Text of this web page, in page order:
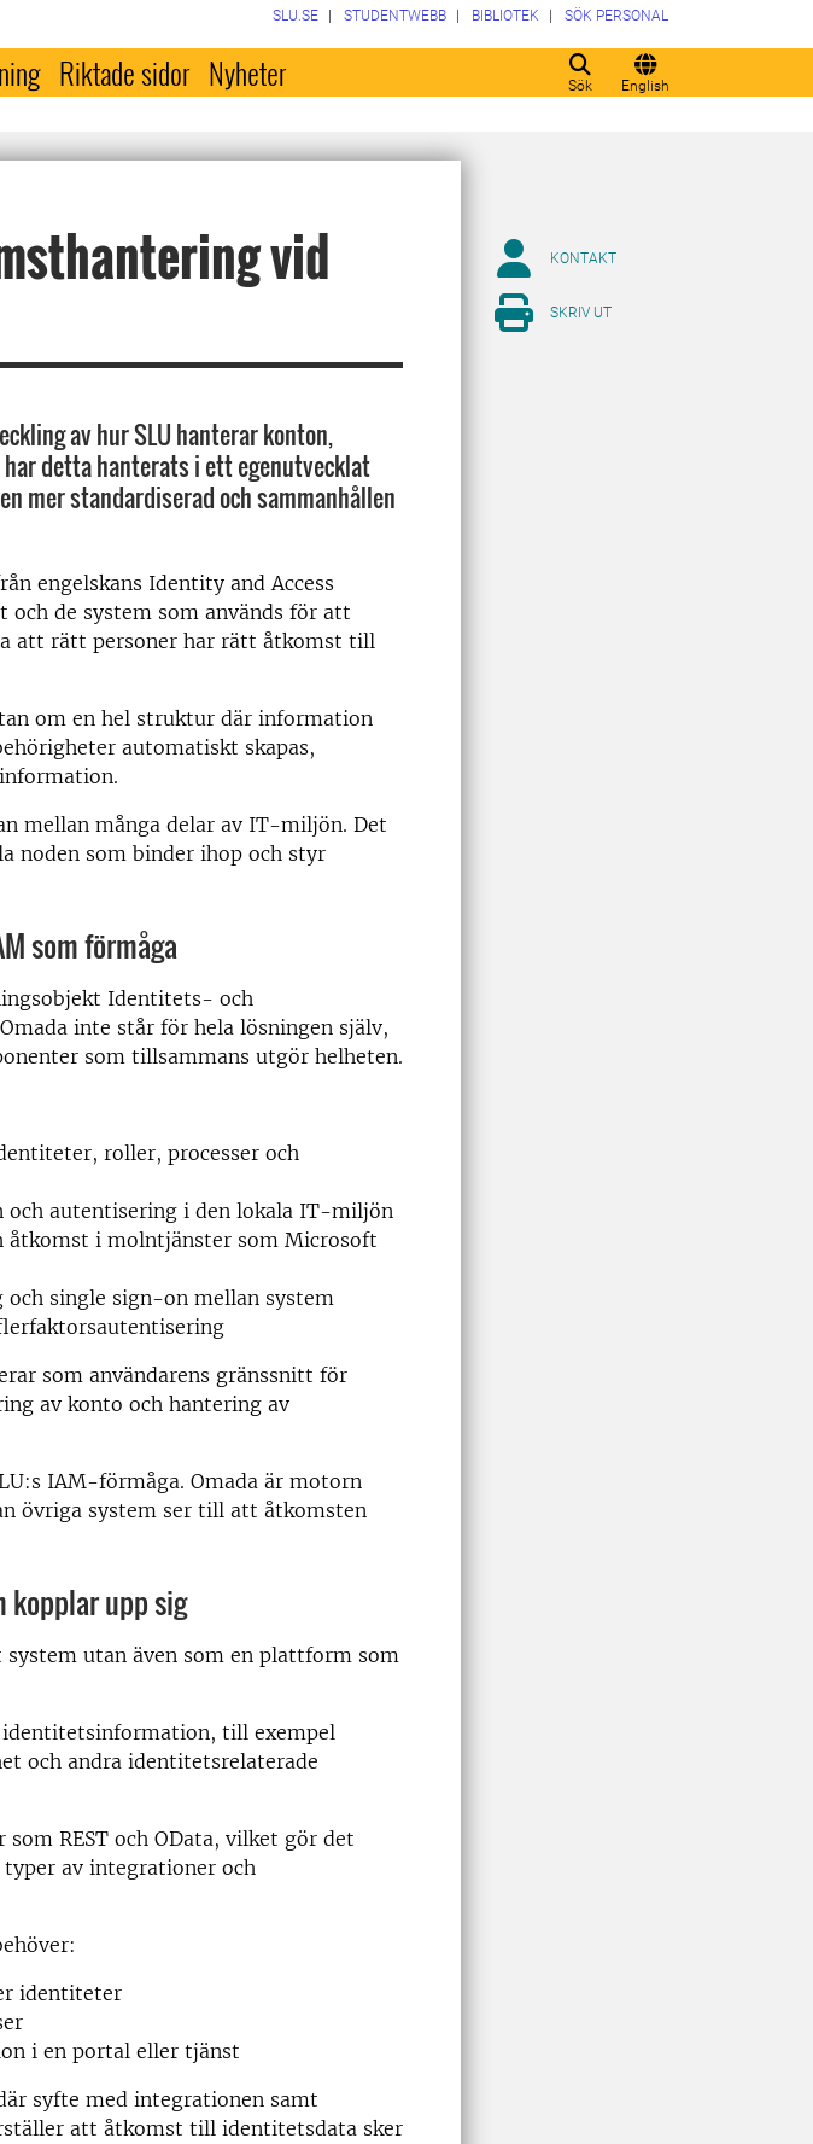
Sök English
SLU.SE STUDENTWEBB BIBLIOTEK SÖK PERSONAL
Riktade sidor Nyheter
vid
av hur SLU hanterar konton,
detta hanterats i ett egenutvecklat
mer standardiserad och sammanhållen
engelskans Identity and Access
och de system som används för att
att rätt personer har rätt åtkomst till
om en hel struktur där information
automatiskt skapas,
mellan många delar av IT-miljön. Det
noden som binder ihop och styr
som förmåga
Identitets- och
inte står för hela lösningen själv,
som tillsammans utgör helheten.
roller, processer och
och autentisering i den lokala IT-miljön
åtkomst i molntjänster som Microsoft
och single sign-on mellan system
som användarens gränssnitt för
av konto och hantering av
IAM-förmåga. Omada är motorn
övriga system ser till att åtkomsten
kopplar upp sig
utan även som en plattform som
identitetsinformation, till exempel
och andra identitetsrelaterade
REST och OData, vilket gör det
av integrationer och
identiteter
i en portal eller tjänst
syfte med integrationen samt
att åtkomst till identitetsdata sker
KONTAKT
SKRIV UT